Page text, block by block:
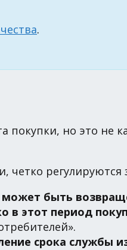
.
но это не
четко регулируются
быть
в этот период
срока службы